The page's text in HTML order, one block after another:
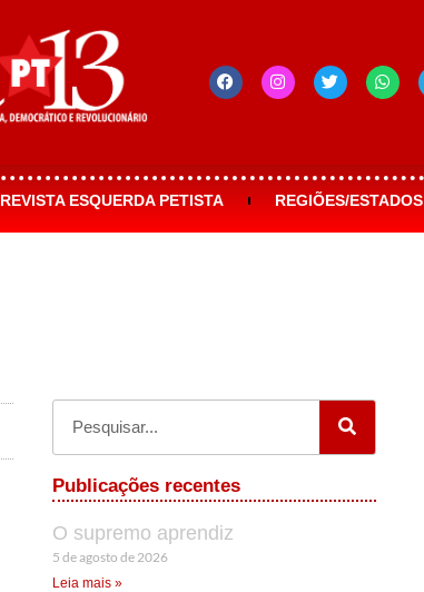
REVISTA ESQUERDA PETISTA REGIÕES/ESTADOS
Publicações recentes
O supremo aprendiz
5 de agosto de 2026
Leia mais »